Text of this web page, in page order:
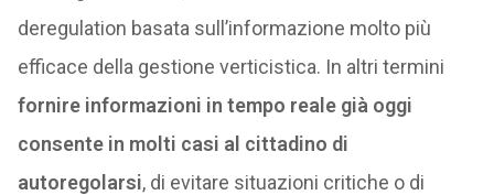
deregulation basata sull’informazione molto più
efficace della gestione verticistica. In altri termini
fornire informazioni in tempo reale già oggi
consente in molti casi al cittadino di
autoregolarsi, di evitare situazioni critiche o di